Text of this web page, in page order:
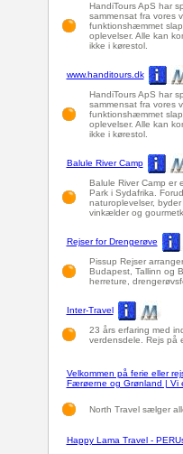
HandiTours ApS har
sammensat fra vores
funktionshæmmet
oplevelser. Alle kan
ikke i kørestol.
www.handitours.dk
HandiTours ApS har
sammensat fra vores
funktionshæmmet
oplevelser. Alle kan
ikke i kørestol.
Balule River Camp
Balule River Camp er
Park i Sydafrika.
naturoplevelser,
vinkælder og
Rejser for Drengerøve
Pissup Rejser
Budapest, Tallinn og
herreture,
Inter-Travel
23 års erfaring med
verdensdele. Rejs på
Velkommen på ferie eller
Færøerne og Grønland | Vi
North Travel sælger
Happy Lama Travel -